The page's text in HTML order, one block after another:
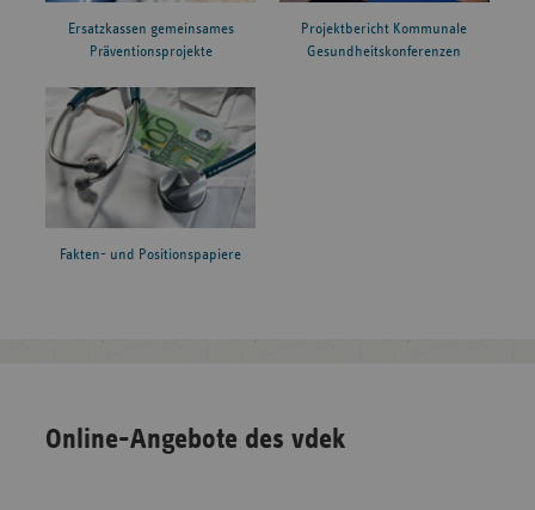
Ersatzkassen gemeinsames
Präventionsprojekte
Projektbericht Kommunale
Gesundheitskonferenzen
Fakten- und Positionspapiere
Online-Angebote des vdek